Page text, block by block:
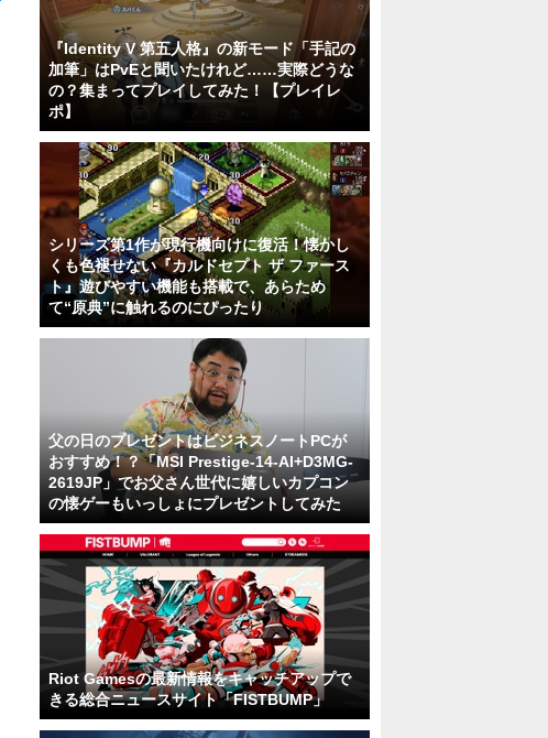
『Identity V 第五人格』の新モード「手記の
加筆」はPvEと聞いたけれど……実際どうな
の？集まってプレイしてみた！【プレイレ
ポ】
シリーズ第1作が現行機向けに復活！懐かし
くも色褪せない『カルドセプト ザ ファース
ト』遊びやすい機能も搭載で、あらため
て“原典”に触れるのにぴったり
父の日のプレゼントはビジネスノートPCが
おすすめ！？「MSI Prestige-14-AI+D3MG-
2619JP」でお父さん世代に嬉しいカプコン
の懐ゲーもいっしょにプレゼントしてみた
Riot Gamesの最新情報をキャッチアップで
きる総合ニュースサイト「FISTBUMP」